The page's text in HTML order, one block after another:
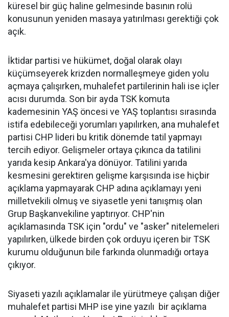
küresel bir güç haline gelmesinde basının rolü
konusunun yeniden masaya yatırılması gerektiği çok
açık.
İktidar partisi ve hükümet, doğal olarak olayı
küçümseyerek krizden normalleşmeye giden yolu
açmaya çalışırken, muhalefet partilerinin hali ise içler
acısı durumda. Son bir ayda TSK komuta
kademesinin YAŞ öncesi ve YAŞ toplantısı sırasında
istifa edebileceği yorumları yapılırken, ana muhalefet
partisi CHP lideri bu kritik dönemde tatil yapmayı
tercih ediyor. Gelişmeler ortaya çıkınca da tatilini
yarıda kesip Ankara'ya dönüyor. Tatilini yarıda
kesmesini gerektiren gelişme karşısında ise hiçbir
açıklama yapmayarak CHP adına açıklamayı yeni
milletvekili olmuş ve siyasetle yeni tanışmış olan
Grup Başkanvekiline yaptırıyor. CHP'nin
açıklamasında TSK için "ordu" ve "asker" nitelemeleri
yapılırken, ülkede birden çok orduyu içeren bir TSK
kurumu olduğunun bile farkında olunmadığı ortaya
çıkıyor.
Siyaseti yazılı açıklamalar ile yürütmeye çalışan diğer
muhalefet partisi MHP ise yine yazılı bir açıklama